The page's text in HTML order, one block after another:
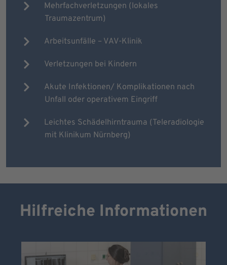
Mehrfachverletzungen (lokales
Traumazentrum)
Arbeitsunfälle – VAV-Klinik
Verletzungen bei Kindern
Akute Infektionen/ Komplikationen nach
Unfall oder operativem Eingriff
Leichtes Schädelhirntrauma (Teleradiologie
mit Klinikum Nürnberg)
Hilfreiche Informationen